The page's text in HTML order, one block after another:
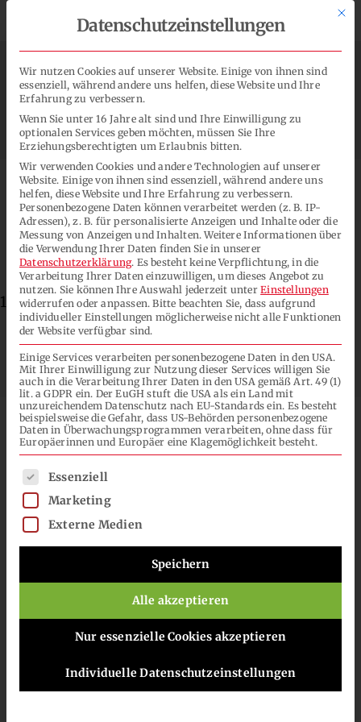
springen
Neuer Film TECHNICAL CENTER
Lacksysteme
Anwendungen
Unternehmen
Kontakt
SUCHE
NACH:
DE
Nachhaltige Lacke
18.10.2021
Lacke aus nachwachsenden und
Lackindustrie zunehmend gefragt,
Mit
Datenschutzeinstellungen
Wir nutzen Cookies auf unserer Website. Einige von ihnen sind
essenziell, während andere uns helfen, diese Website und Ihre
Erfahrung zu verbessern.
Wenn Sie unter 16 Jahre alt sind und Ihre Einwilligung zu
optionalen Services geben möchten, müssen Sie Ihre
Erziehungsberechtigten um Erlaubnis bitten.
Wir verwenden Cookies und andere Technologien auf unserer
Website. Einige von ihnen sind essenziell, während andere uns
helfen, diese Website und Ihre Erfahrung zu verbessern.
Personenbezogene Daten können verarbeitet werden (z. B. IP-
Adressen), z. B. für personalisierte Anzeigen und Inhalte oder die
Messung von Anzeigen und Inhalten. Weitere Informationen über
die Verwendung Ihrer Daten finden Sie in unserer
Datenschutzerklärung. Es besteht keine Verpflichtung, in die
Verarbeitung Ihrer Daten einzuwilligen, um dieses Angebot zu
nutzen. Sie können Ihre Auswahl jederzeit unterEinstellungen
widerrufen oder anpassen. Bitte beachten Sie, dass aufgrund
individueller Einstellungen möglicherweise nicht alle Funktionen
der Website verfügbar sind.
Einige Services verarbeiten personenbezogene Daten in den USA.
Mit Ihrer Einwilligung zur Nutzung dieser Services willigen Sie
auch in die Verarbeitung Ihrer Daten in den USA gemäß Art. 49 (1)
lit. a GDPR ein. Der EuGH stuft die USA als ein Land mit
unzureichendem Datenschutz nach EU-Standards ein. Es besteht
beispielsweise die Gefahr, dass US-Behörden personenbezogene
Daten in Überwachungsprogrammen verarbeiten, ohne dass für
Europäerinnen und Europäer eine Klagemöglichkeit besteht.
Es folgt eine Liste der Service-Gruppen, für die eine
Essenziell
Marketing
Externe Medien
Speichern
Alle akzeptieren
Nur essenzielle Cookies akzeptieren
Individuelle Datenschutzeinstellungen